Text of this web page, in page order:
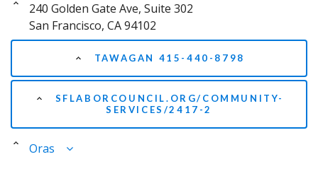
240 Golden Gate Ave, Suite 302
San Francisco, CA 94102
TAWAGAN 415-440-8798
SFLABORCOUNCIL.ORG/COMMUNITY-
SERVICES/2417-2
Oras